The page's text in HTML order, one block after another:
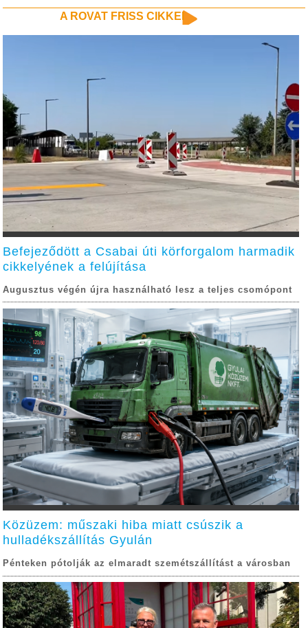
A ROVAT FRISS CIKKEI
Befejeződött a Csabai úti körforgalom harmadik
cikkelyének a felújítása
Augusztus végén újra használható lesz a teljes csomópont
Közüzem: műszaki hiba miatt csúszik a
hulladékszállítás Gyulán
Pénteken pótolják az elmaradt szemétszállítást a városban